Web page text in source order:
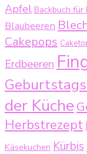
Apfel Backbuch für
Blaubeeren
Cakepops
Erdbeeren
der Küche
Herbstrezept
Käsekuchen Kürbis